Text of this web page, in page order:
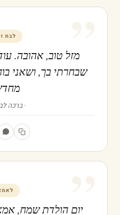
” לבת
מזל טוב, אהובה.
שבחרתי בך, ושאני
ברכה
”
יום הולדת שמח,